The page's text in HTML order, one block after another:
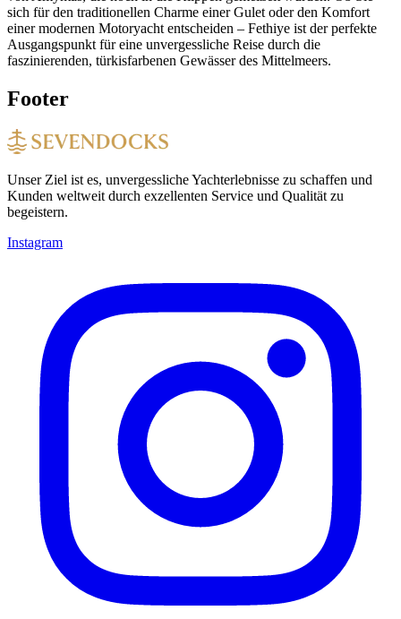
sich für den traditionellen Charme einer Gulet oder den Komfort
einer modernen Motoryacht entscheiden – Fethiye ist der perfekte
Ausgangspunkt für eine unvergessliche Reise durch die
faszinierenden, türkisfarbenen Gewässer des Mittelmeers.
Footer
Unser Ziel ist es, unvergessliche Yachterlebnisse zu schaffen und
Kunden weltweit durch exzellenten Service und Qualität zu
begeistern.
Instagram